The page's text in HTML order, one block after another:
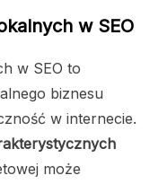
w SEO
w SEO to
biznesu
w internecie.
może